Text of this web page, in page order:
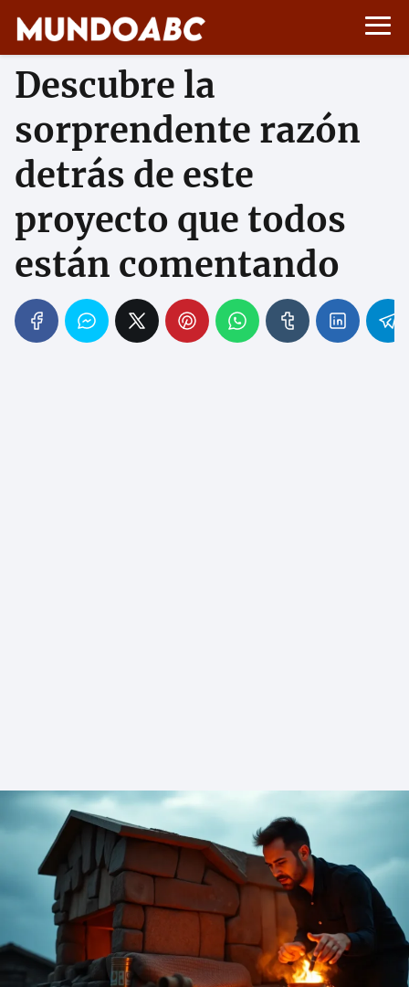
Descubre la
sorprendente razón
detrás de este
proyecto que todos
están comentando